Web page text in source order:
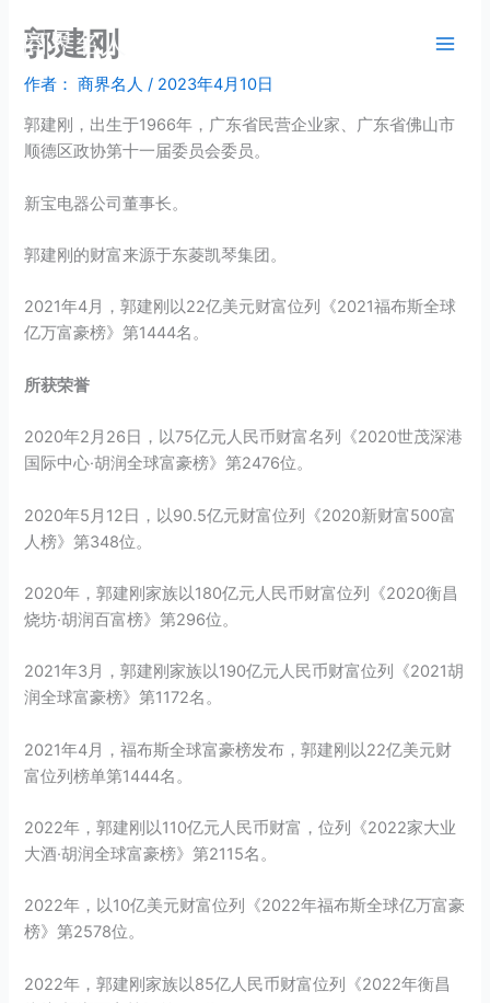
商界名人
郭建刚
作者： 商界名人/ 2023年4月10日
郭建刚，出生于1966年，广东省民营企业家、广东省佛山市
顺德区政协第十一届委员会委员。
新宝电器公司董事长。
郭建刚的财富来源于东菱凯琴集团。
2021年4月，郭建刚以22亿美元财富位列《2021福布斯全球
亿万富豪榜》第1444名。
所获荣誉
2020年2月26日，以75亿元人民币财富名列《2020世茂深港
国际中心·胡润全球富豪榜》第2476位。
2020年5月12日，以90.5亿元财富位列《2020新财富500富
人榜》第348位。
2020年，郭建刚家族以180亿元人民币财富位列《2020衡昌
烧坊·胡润百富榜》第296位。
2021年3月，郭建刚家族以190亿元人民币财富位列《2021胡
润全球富豪榜》第1172名。
2021年4月，福布斯全球富豪榜发布，郭建刚以22亿美元财
富位列榜单第1444名。
2022年，郭建刚以110亿元人民币财富，位列《2022家大业
大酒·胡润全球富豪榜》第2115名。
2022年，以10亿美元财富位列《2022年福布斯全球亿万富豪
榜》第2578位。
2022年，郭建刚家族以85亿人民币财富位列《2022年衡昌